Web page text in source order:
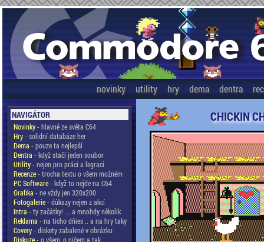
novinky utility hry dema dentra
NAVIGÁTOR
Novinky- hlavně ze světa C64
Hry- solidní databáze her
Dema - pouze ta nejlepší
Dentra - když stačí jeden soubor
Utility- nejen pro práci a legraci
Recenze- trocha textu o všem možném
PC Software- když to nejde na C64
Grafika - ne vždy jen 320x200
Fotogalerie- důkazy nejen z akcí
Intra - ty začátky! ... a mnohdy několik
Reklama - na ticho dňies .. a na hry taky
Covery- diskety zabalené v obrázku
Diskuze- o všem, o ničem a tak
CHICKIN